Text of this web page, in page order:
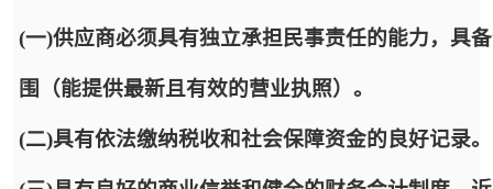
(一)供应商必须具有独立承担民事责任的能力，具
围（能提供最新且有效的营业执照）。
(二)具有依法缴纳税收和社会保障资金的良好记录。